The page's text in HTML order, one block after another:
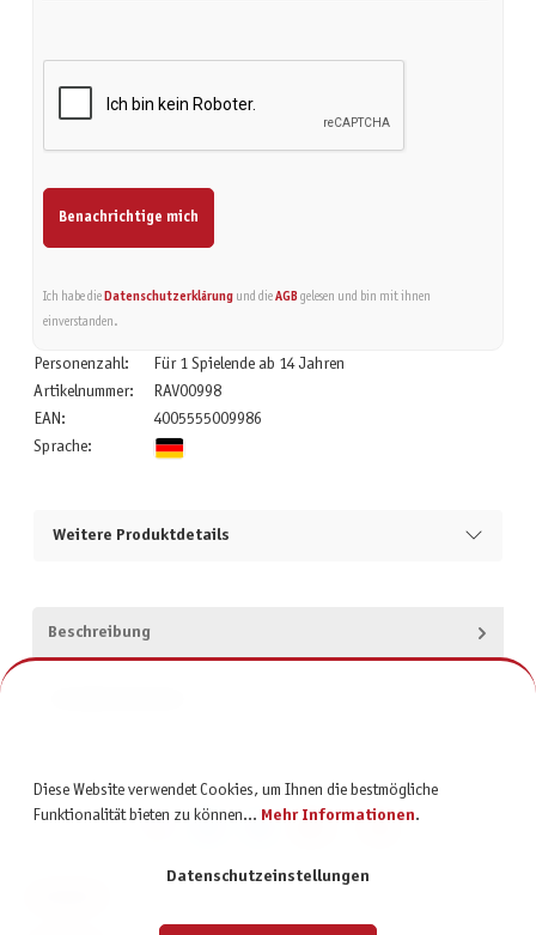
Benachrichtige mich
Ich habe die Datenschutzerklärungund die AGBgelesen und bin mit ihnen
einverstanden.
Personenzahl:
Für 1 Spielende ab 14 Jahren
Artikelnummer:
RAV00998
EAN:
4005555009986
Sprache:
Weitere Produktdetails
Beschreibung
Diese Website verwendet Cookies, um Ihnen die bestmögliche
Funktionalität bieten zu können... Mehr Informationen.
Datenschutzeinstellungen